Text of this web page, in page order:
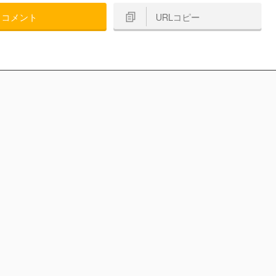
コメント URLコピー